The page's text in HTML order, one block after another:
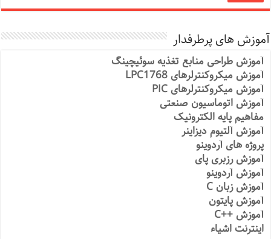
آموزش های پرطرفدار
آموزش طراحی منابع تغذیه سوئیچینگ
آموزش میکروکنترلرهای LPC1768
آموزش میکروکنترلرهای PIC
آموزش اتوماسیون صنعتی
مفاهیم پایه الکترونیک
آموزش آلتیوم دیزاینر
پروژه های آردوینو
آموزش رزبری پای
آموزش آردوینو
آموزش زبان C
آموزش پایتون
آموزش ++C
اینترنت اشیاء